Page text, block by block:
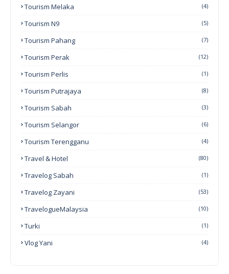
Tourism Melaka (4)
Tourism N9 (5)
Tourism Pahang (7)
Tourism Perak (12)
Tourism Perlis (1)
Tourism Putrajaya (8)
Tourism Sabah (3)
Tourism Selangor (6)
Tourism Terengganu (4)
Travel & Hotel (80)
Travelog Sabah (1)
Travelog Zayani (53)
TravelogueMalaysia (10)
Turki (1)
Vlog Yani (4)